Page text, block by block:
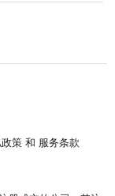
策 和 服务条款